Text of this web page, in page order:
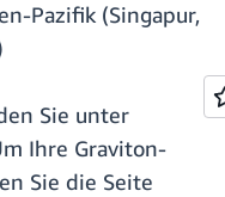
Pazifik (Singapur,
Sie unter
Ihre Graviton-
Sie die Seite